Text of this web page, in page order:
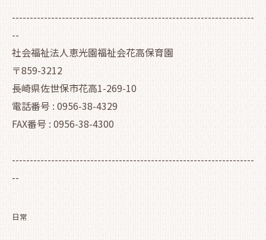
--------------------------------------------------------------------
--
社会福祉法人恵光園福祉会花高保育園
〒859-3212
長崎県佐世保市花高1-269-10
電話番号 : 0956-38-4329
FAX番号 : 0956-38-4300
--------------------------------------------------------------------
--
日常